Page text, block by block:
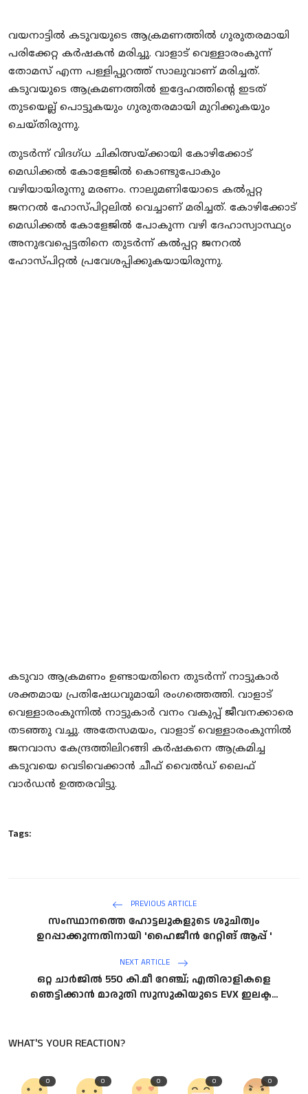
Earn Money
Tutorials
Malayalam
വയനാട്ടിൽ കടുവയുടെ ആക്രമണത്തിൽ ഗുരുതരമായി
പരിക്കേറ്റ കർഷകൻ മരിച്ചു. വാളാട് വെള്ളാരംകുന്ന്
തോമസ് എന്ന പള്ളിപ്പുറത്ത് സാലുവാണ് മരിച്ചത്.
കടുവയുടെ ആക്രമണത്തിൽ ഇദ്ദേഹത്തിന്റെ ഇടത്
തുടയെല്ല് പൊട്ടുകയും ഗുരുതരമായി മുറിക്കുകയും
ചെയ്തിരുന്നു.
തുടർന്ന് വിദഗ്ധ ചികിത്സയ്ക്കായി കോഴിക്കോട്
മെഡിക്കൽ കോളേജിൽ കൊണ്ടുപോകും
വഴിയായിരുന്നു മരണം. നാലുമണിയോടെ കൽപ്പറ്റ
ജനറൽ ഹോസ്പിറ്റലിൽ വെച്ചാണ് മരിച്ചത്. കോഴിക്കോട്
മെഡിക്കൽ കോളേജിൽ പോകുന്ന വഴി ദേഹാസ്വാസ്ഥ്യം
അനുഭവപ്പെട്ടതിനെ തുടർന്ന് കൽപ്പറ്റ ജനറൽ
ഹോസ്പിറ്റൽ പ്രവേശപ്പിക്കുകയായിരുന്നു.
കടുവാ ആക്രമണം ഉണ്ടായതിനെ തുടർന്ന് നാട്ടുകാർ
ശക്തമായ പ്രതിഷേധവുമായി രംഗത്തെത്തി. വാളാട്
വെള്ളാരംകുന്നിൽ നാട്ടുകാർ വനം വകുപ്പ് ജീവനക്കാരെ
തടഞ്ഞു വച്ചു. അതേസമയം, വാളാട് വെള്ളാരംകുന്നിൽ
ജനവാസ കേന്ദ്രത്തിലിറങ്ങി കർഷകനെ ആക്രമിച്ച
കടുവയെ വെടിവെക്കാൻ ചീഫ് വൈൽഡ് ലൈഫ്
വാർഡൻ ഉത്തരവിട്ടു.
Tags:
PREVIOUS ARTICLE
സംസ്ഥാനത്തെ ഹോട്ടലുകളുടെ ശുചിത്വം
ഉറപ്പാക്കുന്നതിനായി 'ഹൈജീന്‍ റേറ്റിങ് ആപ്പ് '
NEXT ARTICLE
ഒറ്റ ചാർജിൽ 550 കി.മീ റേഞ്ച്; എതിരാളികളെ
ഞെട്ടിക്കാൻ മാരുതി സുസുകിയുടെ EVX ഇലക്ട...
WHAT'S YOUR REACTION?
0 0 0 0 0